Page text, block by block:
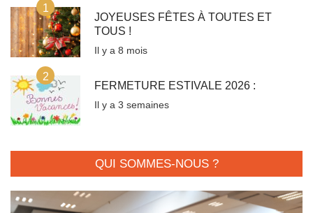
1
JOYEUSES FÊTES À TOUTES ET
TOUS !
Il y a 8 mois
2
FERMETURE ESTIVALE 2026 :
Il y a 3 semaines
QUI SOMMES-NOUS ?